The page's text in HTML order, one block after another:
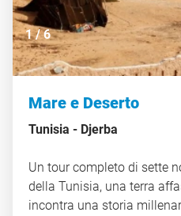
1/6
Mare e Deserto
Tunisia - Djerba
Un tour completo di sette
della Tunisia, una terra
incontra una storia